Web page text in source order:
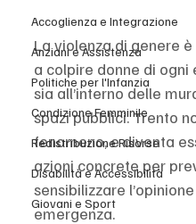
Accoglienza e Integrazione
Anziani e Assistenza
Politiche per l'Infanzia
Condizione Femminile
Redistribuzione Risorse
Disabilità e Accessibilità
Giovani e Sport
La violenza di genere
a colpire donne di
sia all’interno delle
spazi pubblici. Trento
fenomeno, e diventa
azioni concrete per
sensibilizzare
emergenza.